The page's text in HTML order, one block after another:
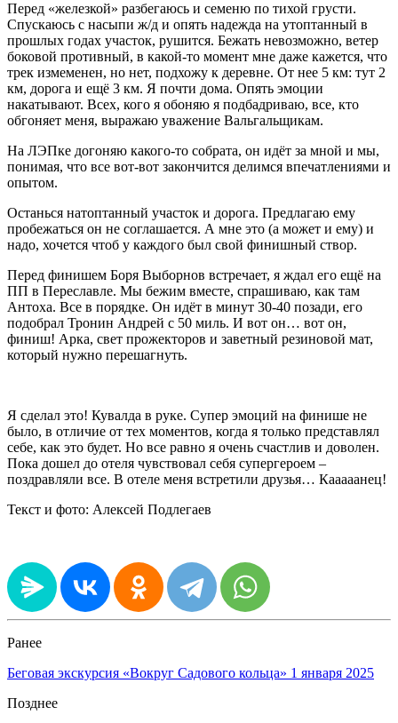
Перед «железкой» разбегаюсь и семеню по тихой грусти.
Спускаюсь с насыпи ж/д и опять надежда на утоптанный в
прошлых годах участок, рушится. Бежать невозможно, ветер
боковой противный, в какой-то момент мне даже кажется, что
трек измеменен, но нет, подхожу к деревне. От нее 5 км: тут 2
км, дорога и ещё 3 км. Я почти дома. Опять эмоции
накатывают. Всех, кого я обоняю я подбадриваю, все, кто
обгоняет меня, выражаю уважение Вальгальщикам.
На ЛЭПке догоняю какого-то собрата, он идёт за мной и мы,
понимая, что все вот-вот закончится делимся впечатлениями и
опытом.
Останься натоптанный участок и дорога. Предлагаю ему
пробежаться он не соглашается. А мне это (а может и ему) и
надо, хочется чтоб у каждого был свой финишный створ.
Перед финишем Боря Выборнов встречает, я ждал его ещё на
ПП в Переславле. Мы бежим вместе, спрашиваю, как там
Антоха. Все в порядке. Он идёт в минут 30-40 позади, его
подобрал Тронин Андрей с 50 миль. И вот он… вот он,
финиш! Арка, свет прожекторов и заветный резиновой мат,
который нужно перешагнуть.
Я сделал это! Кувалда в руке. Супер эмоций на финише не
было, в отличие от тех моментов, когда я только представлял
себе, как это будет. Но все равно я очень счастлив и доволен.
Пока дошел до отеля чувствовал себя супергероем –
поздравляли все. В отеле меня встретили друзья… Кааааанец!
Текст и фото: Алексей Подлегаев
Ранее
Беговая экскурсия «Вокруг Садового кольца» 1 января 2025
Позднее